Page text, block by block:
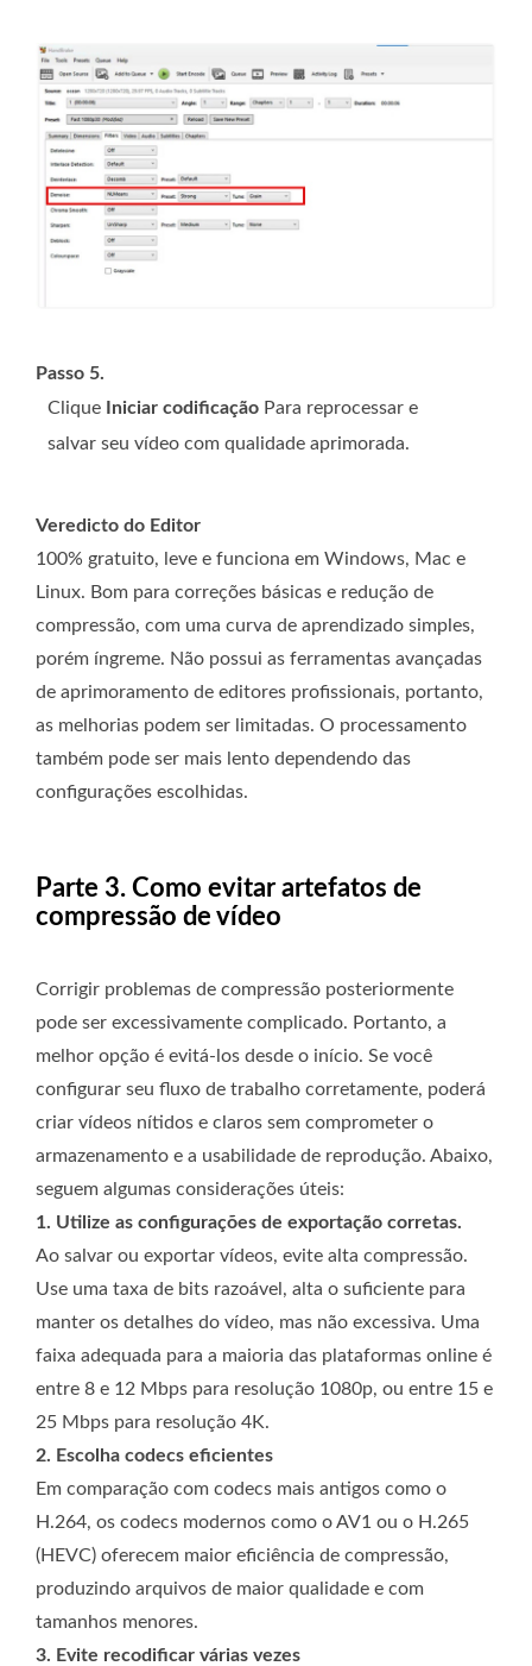
Passo 5.
Clique Iniciar codificação Para reprocessar e
salvar seu vídeo com qualidade aprimorada.
Veredicto do Editor
100% gratuito, leve e funciona em Windows, Mac e
Linux. Bom para correções básicas e redução de
compressão, com uma curva de aprendizado simples,
porém íngreme. Não possui as ferramentas avançadas
de aprimoramento de editores profissionais, portanto,
as melhorias podem ser limitadas. O processamento
também pode ser mais lento dependendo das
configurações escolhidas.
Parte 3. Como evitar artefatos de
compressão de vídeo
Corrigir problemas de compressão posteriormente
pode ser excessivamente complicado. Portanto, a
melhor opção é evitá-los desde o início. Se você
configurar seu fluxo de trabalho corretamente, poderá
criar vídeos nítidos e claros sem comprometer o
armazenamento e a usabilidade de reprodução. Abaixo,
seguem algumas considerações úteis:
1. Utilize as configurações de exportação corretas.
Ao salvar ou exportar vídeos, evite alta compressão.
Use uma taxa de bits razoável, alta o suficiente para
manter os detalhes do vídeo, mas não excessiva. Uma
faixa adequada para a maioria das plataformas online é
entre 8 e 12 Mbps para resolução 1080p, ou entre 15 e
25 Mbps para resolução 4K.
2. Escolha codecs eficientes
Em comparação com codecs mais antigos como o
H.264, os codecs modernos como o AV1 ou o H.265
(HEVC) oferecem maior eficiência de compressão,
produzindo arquivos de maior qualidade e com
tamanhos menores.
3. Evite recodificar várias vezes